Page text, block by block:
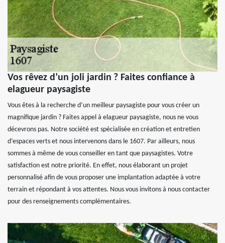
Vos rêvez d’un joli jardin ? Faites confiance à
elagueur paysagiste
Vous êtes à la recherche d’un meilleur paysagiste pour vous créer un
magnifique jardin ? Faites appel à elagueur paysagiste, nous ne vous
décevrons pas. Notre société est spécialisée en création et entretien
d’espaces verts et nous intervenons dans le 1607. Par ailleurs, nous
sommes à même de vous conseiller en tant que paysagistes. Votre
satisfaction est notre priorité. En effet, nous élaborant un projet
personnalisé afin de vous proposer une implantation adaptée à votre
terrain et répondant à vos attentes. Nous vous invitons à nous contacter
pour des renseignements complémentaires.